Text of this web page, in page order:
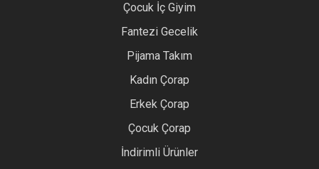
Çocuk İç Giyim
Fantezi Gecelik
Pijama Takım
Kadın Çorap
Erkek Çorap
Çocuk Çorap
İndirimli Ürünler